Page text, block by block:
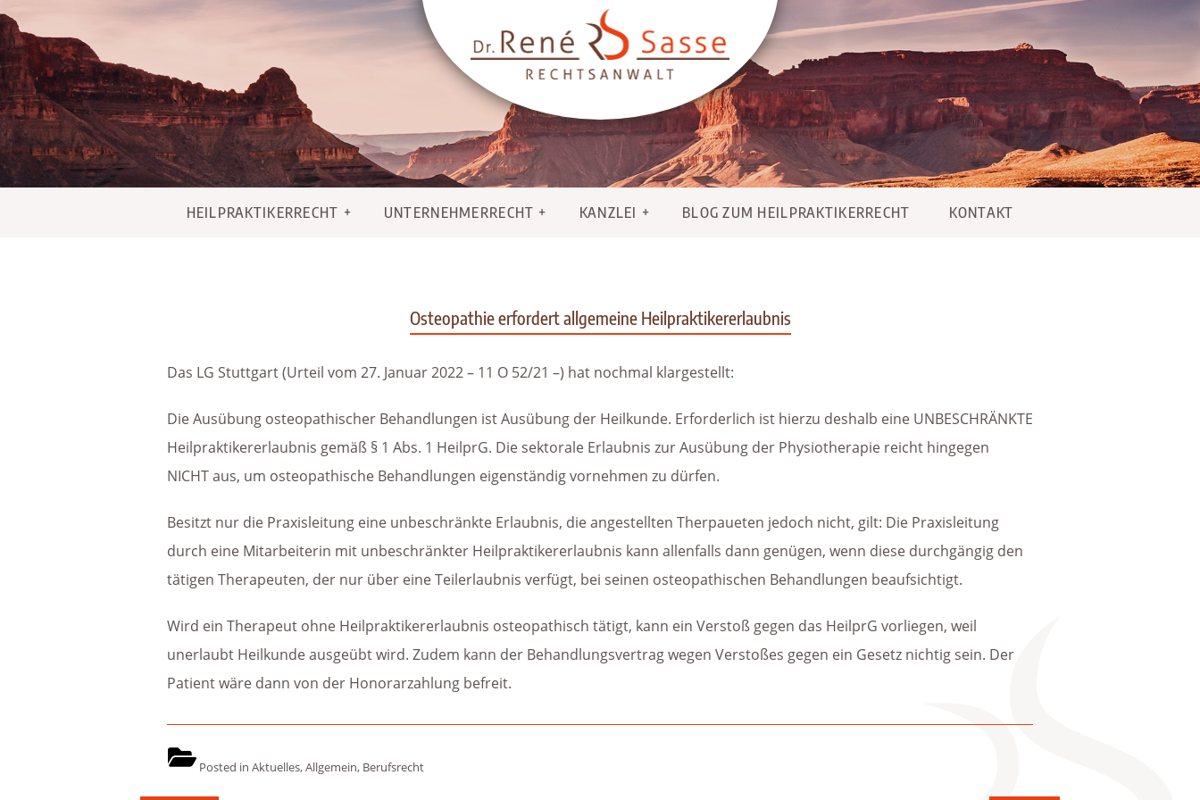
Skip
to
content
HEILPRAKTIKERRECHT UNTERNEHMERRECHT KANZLEI BLOG ZUM HEILPRAKTIKERRECHT KONTAKT
Osteopathie erfordert allgemeine Heilpraktikererlaubnis
Das LG Stuttgart (Urteil vom 27. Januar 2022 – 11 O 52/21 –) hat nochmal klargestellt:
Die Ausübung osteopathischer Behandlungen ist Ausübung der Heilkunde. Erforderlich ist hierzu deshalb eine UNBESCHRÄNKTE
Heilpraktikererlaubnis gemäß § 1 Abs. 1 HeilprG. Die sektorale Erlaubnis zur Ausübung der Physiotherapie reicht hingegen
NICHT aus, um osteopathische Behandlungen eigenständig vornehmen zu dürfen.
Besitzt nur die Praxisleitung eine unbeschränkte Erlaubnis, die angestellten Therpaueten jedoch nicht, gilt: Die Praxisleitung
durch eine Mitarbeiterin mit unbeschränkter Heilpraktikererlaubnis kann allenfalls dann genügen, wenn diese durchgängig den
tätigen Therapeuten, der nur über eine Teilerlaubnis verfügt, bei seinen osteopathischen Behandlungen beaufsichtigt.
Wird ein Therapeut ohne Heilpraktikererlaubnis osteopathisch tätigt, kann ein Verstoß gegen das HeilprG vorliegen, weil
unerlaubt Heilkunde ausgeübt wird. Zudem kann der Behandlungsvertrag wegen Verstoßes gegen ein Gesetz nichtig sein. Der
Patient wäre dann von der Honorarzahlung befreit.
Posted in Aktuelles,Allgemein, Berufsrecht